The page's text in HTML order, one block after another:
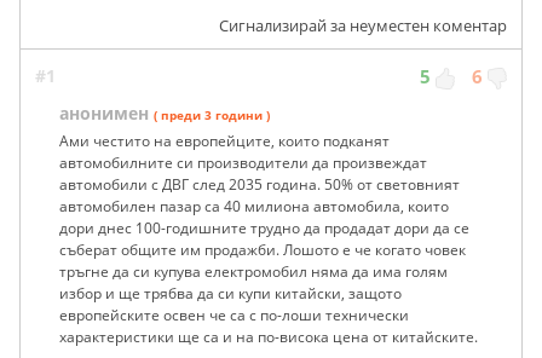
Сигнализирай за неуместен коментар
#1 5 6
анонимен ( преди 3 години )
Ами честито на европейците, които подканят
автомобилните си производители да произвеждат
автомобили с ДВГ след 2035 година. 50% от световният
автомобилен пазар са 40 милиона автомобила, които
дори днес 100-годишните трудно да продадат дори да се
съберат общите им продажби. Лошото е че когато човек
тръгне да си купува електромобил няма да има голям
избор и ще трябва да си купи китайски, защото
европейските освен че са с по-лоши технически
характеристики ще са и на по-висока цена от китайските.